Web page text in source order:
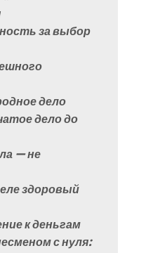
за выбор
дело
дело до
— не
здоровый
к деньгам
с нуля: